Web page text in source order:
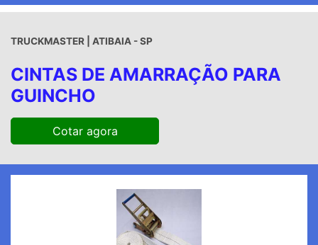
TRUCKMASTER | ATIBAIA - SP
CINTAS DE AMARRAÇÃO PARA
GUINCHO
Cotar agora